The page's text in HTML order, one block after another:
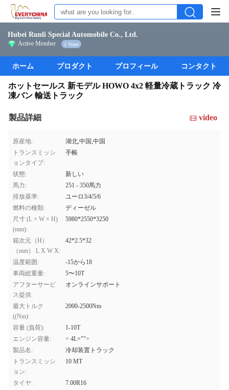
Hubei Runli Special Automobile Co., Ltd.
Active Member 2 Years
ホーム プロダクト プロフィール コンタクト
ホットセールス 新モデル HOWO 4x2 軽量冷蔵トラック 冷
凍バン 輸送トラック
製品詳細 video
原産地:
湖北,中国,中国
トランスミッシ
ョンタイプ:
手帳
状態:
新しい
馬力:
251 - 350馬力
排放基準:
ユーロ3/4/5/6
燃料の種類:
ディーゼル
尺寸 (L × W × H)
(mm):
5980*2550*3250
箱次元（H）
（mm） L X W X:
42*2.5*32
温度範囲:
-15から18
車両総重量:
5〜10T
アフターサービ
ス提供:
オンラインサポート
最大トルク
((Nm):
2000-2500Nm
容量 (負荷):
1-10T
エンジン容量:
< 4L="">
製品名:
冷却装置トラック
トランスミッシ
ョン:
10 MT
タイヤ:
7.00R16